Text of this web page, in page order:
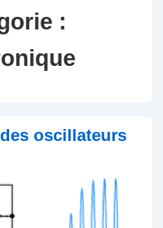
:
oscillateurs